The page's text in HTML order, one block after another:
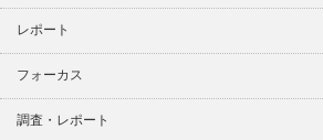
レポート
フォーカス
調査・レポート